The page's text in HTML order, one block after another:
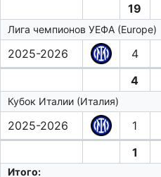
19
Лига чемпионов УЕФА (Europe)
2025-2026 4
4
Кубок Италии (Италия)
2025-2026 1
1
Итого: